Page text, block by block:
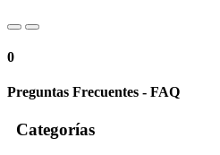
0
Preguntas Frecuentes - FAQ
Categorías